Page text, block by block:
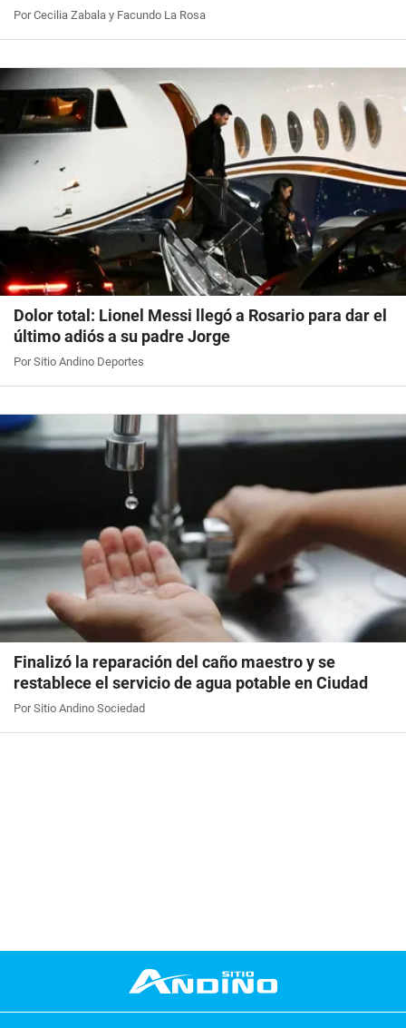
Por Cecilia Zabala y Facundo La Rosa
Dolor total: Lionel Messi llegó a Rosario para dar el
último adiós a su padre Jorge
Por Sitio Andino Deportes
Finalizó la reparación del caño maestro y se
restablece el servicio de agua potable en Ciudad
Por Sitio Andino Sociedad